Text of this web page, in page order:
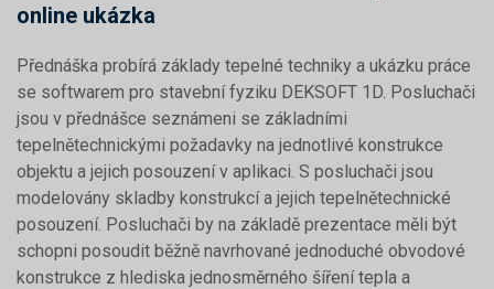
online ukázka
Přednáška probírá základy tepelné techniky a ukázku práce
se softwarem pro stavební fyziku DEKSOFT 1D. Posluchači
jsou v přednášce seznámeni se základními
tepelnětechnickými požadavky na jednotlivé konstrukce
objektu a jejich posouzení v aplikaci. S posluchači jsou
modelovány skladby konstrukcí a jejich tepelnětechnické
posouzení. Posluchači by na základě prezentace měli být
schopni posoudit běžně navrhované jednoduché obvodové
konstrukce z hlediska jednosměrného šíření tepla a